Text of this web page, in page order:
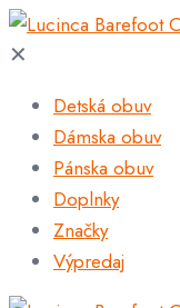
✕
Detská obuv
Dámska obuv
Pánska obuv
Doplnky
Značky
Výpredaj